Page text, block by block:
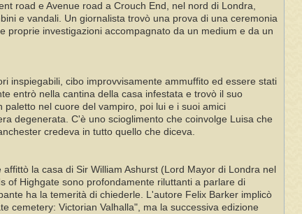
road e Avenue road a Crouch End, nel nord di Londra,
e vandali. Un giornalista trovò una prova di una ceremonia
proprie investigazioni accompagnato da un medium e da un
inspiegabili, cibo improvvisamente ammuffito ed essere stati
entrò nella cantina della casa infestata e trovò il suo
nel cuore del vampiro, poi lui e i suoi amici
degenerata. C'è uno scioglimento che coinvolge Luisa che
credeva in tutto quello che diceva.
la casa di Sir William Ashurst (Lord Mayor di Londra nel
of Highgate sono profondamente riluttanti a parlare di
ha la temerità di chiederle. L'autore Felix Barker implicò
cemetery: Victorian Valhalla", ma la successiva edizione